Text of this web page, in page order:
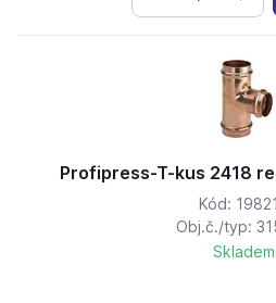
Profipress-T-kus 2418
Kód:
Obj.č./typ:
Skladem